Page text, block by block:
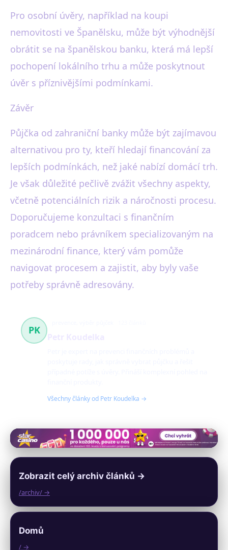
Pro osobní úvěry, například na koupi
nemovitosti ve Španělsku, může být výhodnější
obrátit se na španělskou banku, která má lepší
pochopení lokálního trhu a může poskytnout
úvěr s příznivějšími podmínkami.
Závěr
Půjčka od zahraniční banky může být zajímavou
alternativou pro ty, kteří hledají financování za
lepších podmínkách, než jaké nabízí domácí trh.
Je však důležité pečlivě zvážit všechny aspekty,
včetně potenciálních rizik a náročnosti procesu.
Doporučujeme konzultaci s finančním
poradcem nebo právníkem specializovaným na
mezinárodní finance, který vám pomůže
navigovat procesem a zajistit, aby byly vaše
potřeby správně adresovány.
PK
Všechny články od Petr Koudelka →
Zobrazit celý archiv článků →
/archiv/ →
Domů
/ →